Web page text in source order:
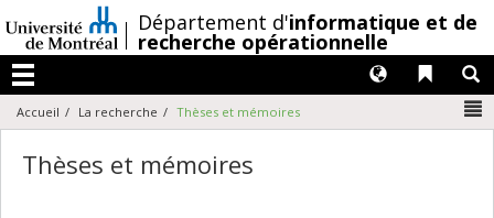
au
contenu
/Département d'informatique et de
recherche opérationnelle
Menu
Liens
Langues
Accueil La recherche Thèses et mémoires
Thèses et mémoires